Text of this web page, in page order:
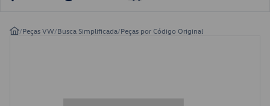
/Peças VW/Busca Simplificada/Peças por Código Original